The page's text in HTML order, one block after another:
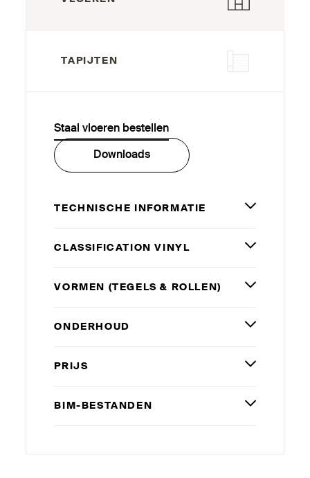
TAPIJTEN
Staal vloeren bestellen
Downloads
TECHNISCHE INFORMATIE
CLAS­SI­FICATION VINYL
VORMEN (TEGELS& ROLLEN)
ONDERHOUD
PRIJS
BIM-BESTANDEN